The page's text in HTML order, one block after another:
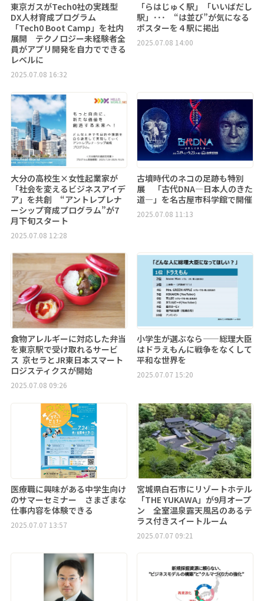
東京ガスがTech0社の実践型
DX人材育成プログラム
「Tech0 Boot Camp」を社内
展開 テクノロジー未経験者全
員がアプリ開発を自力でできる
レベルに
2025.07.08 16:32
「らはじゅく駅」「いいばだし
駅」･･･ “は並び”が気になる
ポスターを４駅に掲出
2025.07.08 14:00
大分の高校生×女性起業家が
「社会を変えるビジネスアイデ
ア」を共創 “アントレプレナ
ーシップ育成プログラム”が7
月下旬スタート
2025.07.08 12:28
古墳時代のネコの足跡も特別
展 「古代DNA―日本人のきた
道―」を名古屋市科学館で開催
2025.07.08 11:13
食物アレルギーに対応した弁当
を東京駅で受け取れるサービ
ス 京セラとJR東日本スマート
ロジスティクスが開始
2025.07.08 09:26
小学生が選ぶなら——総理大臣
はドラえもんに戦争をなくして
平和な世界を
2025.07.07 15:20
医療職に興味がある中学生向け
のサマーセミナー さまざまな
仕事内容を体験できる
2025.07.07 13:57
宮城県白石市にリゾートホテル
「THE YUKAWA」が9月オープ
ン 全室温泉露天風呂のあるテ
ラス付きスイートルーム
2025.07.07 09:21